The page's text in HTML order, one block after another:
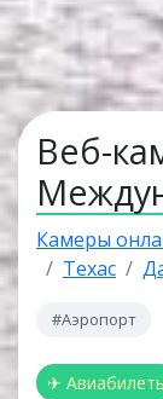
Веб-
Камеры
Техас
#Аэропорт
✈